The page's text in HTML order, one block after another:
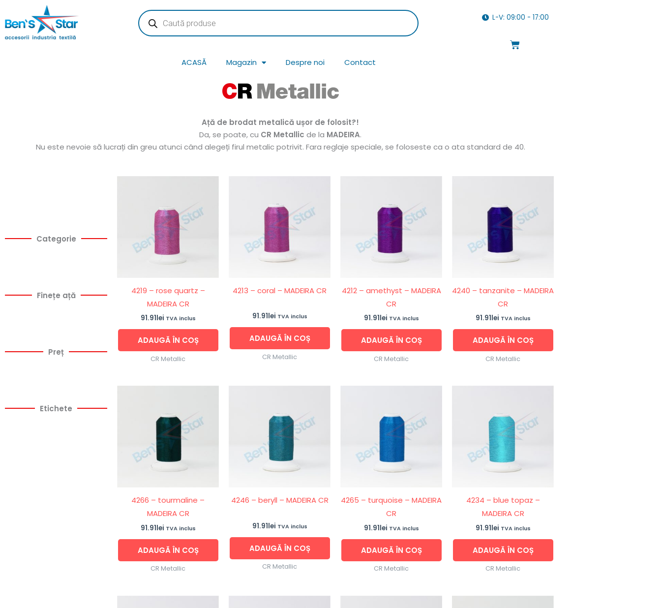
to
Products
search
ACASĂ Magazin Despre noi Contact
L-V: 09:00 - 17:00
Cart
Ață de brodat metalică ușor de folosit?!
Da, se poate, cu CR Metallic de la MADEIRA.
Nu este nevoie să lucrați din greu atunci când alegeți firul metalic potrivit. Fara reglaje speciale, se foloseste ca o ata standard de 40.
Categorie
Finețe ață
Preț
Etichete
4219 – rose quartz –
MADEIRA CR
91.91lei TVA inclus
ADAUGĂ ÎN COȘ
CR Metallic
4213 – coral – MADEIRA CR
91.91lei TVA inclus
ADAUGĂ ÎN COȘ
CR Metallic
4212 – amethyst – MADEIRA
CR
91.91lei TVA inclus
ADAUGĂ ÎN COȘ
CR Metallic
4240 – tanzanite – MADEIRA
CR
91.91lei TVA inclus
ADAUGĂ ÎN COȘ
CR Metallic
4266 – tourmaline –
MADEIRA CR
91.91lei TVA inclus
ADAUGĂ ÎN COȘ
CR Metallic
4246 – beryll – MADEIRA CR
91.91lei TVA inclus
ADAUGĂ ÎN COȘ
CR Metallic
4265 – turquoise – MADEIRA
CR
91.91lei TVA inclus
ADAUGĂ ÎN COȘ
CR Metallic
4234 – blue topaz –
MADEIRA CR
91.91lei TVA inclus
ADAUGĂ ÎN COȘ
CR Metallic